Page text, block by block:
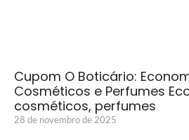
Cupom O Boticário:
Cosméticos e Perfumes
cosméticos, perfumes
28 de novembro de 2025